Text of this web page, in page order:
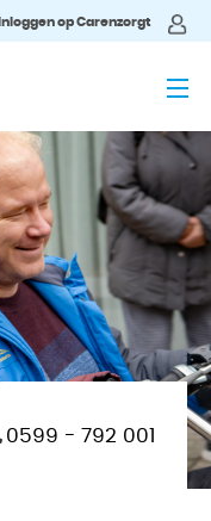
Inloggen op Carenzorgt
0599 - 792 001